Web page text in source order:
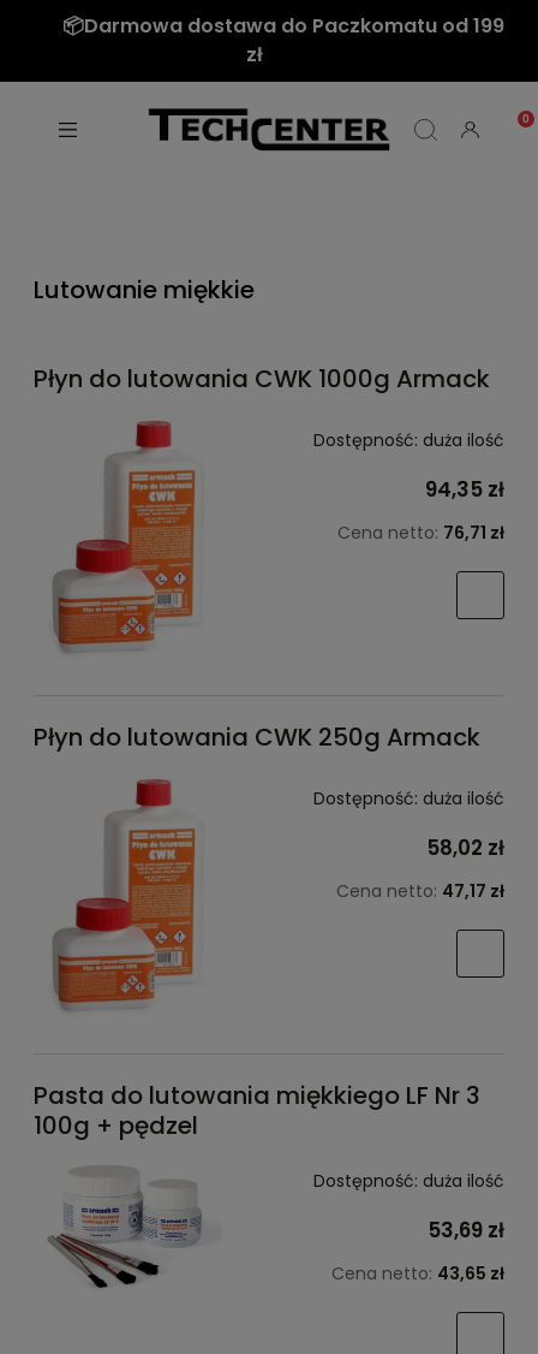
📦Darmowa dostawa do Paczkomatu od 199
zł
Lutowanie miękkie
Płyn do lutowania CWK 1000g Armack
Dostępność: duża ilość
94,35 zł
Cena netto: 76,71 zł
Płyn do lutowania CWK 250g Armack
Dostępność: duża ilość
58,02 zł
Cena netto: 47,17 zł
Pasta do lutowania miękkiego LF Nr 3
100g + pędzel
Dostępność: duża ilość
53,69 zł
Cena netto: 43,65 zł